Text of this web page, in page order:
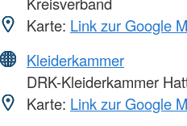
Karte: Link zur Google
Kleiderkammer
DRK-Kleiderkammer
Karte: Link zur Google